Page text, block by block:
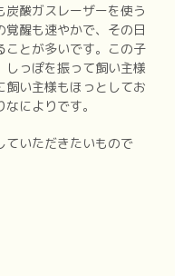
炭酸ガスレーザーを使う
覚醒も速やかで、その日
ことが多いです。この子
しっぽを振って飼い主様
飼い主様もほっとしてお
によりです。
ていただきたいもので